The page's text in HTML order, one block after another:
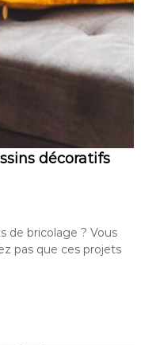
décoratifs
de bricolage ? Vous
pas que ces projets